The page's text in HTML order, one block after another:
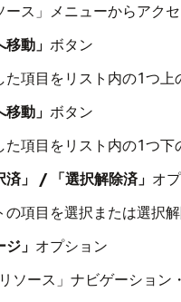
ース」メニューからアク
移動」 ボタン
た項目をリスト内の1つ上
移動」 ボタン
た項目をリスト内の1つ下
済」 / 「選択解除済」 オ
の項目を選択または選択解
ジ」 オプション
リソース」ナビゲーショ